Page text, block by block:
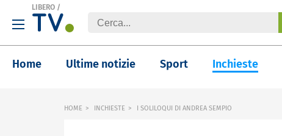
LIBERO /
Home Ultime notizie Sport Inchieste
HOME INCHIESTE I SOLILOQUI DI ANDREA SEMPIO